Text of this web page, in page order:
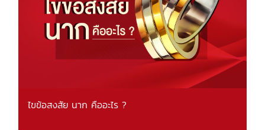
ไขข้อสงสัย นาก คืออะไร ?